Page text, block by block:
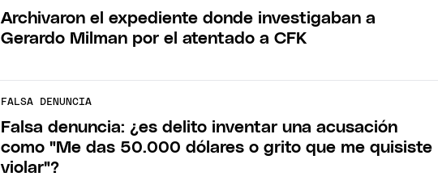
Archivaron el expediente donde investigaban a
Gerardo Milman por el atentado a CFK
FALSA DENUNCIA
Falsa denuncia: ¿es delito inventar una acusación
como "Me das 50.000 dólares o grito que me quisiste
violar"?